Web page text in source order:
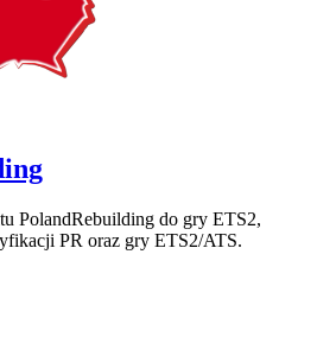
PolandRebuilding do gry ETS2,
PR oraz gry ETS2/ATS.